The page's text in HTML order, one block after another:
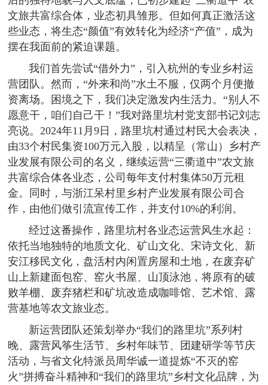
文旅共富综合体，业态初具雏形。但如何真正激活这
些业态，将生态“颜值”有效转化为经济“产值”，成为
摆在我面前的紧迫课题。
我们首先尝试“借外力”，引入杭州的专业乡村运
营团队。然而，“外来和尚”水土不服，仅两个月便撤
资离场。困境之下，我们决定激发内生活力。“别人不
愿意干，咱们自己干！”我对路里坑村党支部书记刘志
亮说。2024年11月9日，路里坑村通过村民大会表决，
由33个村民集资100万元入股，以精呈（常山）乡村产
业发展有限公司的名义，继续运营“三衢道中”农文旅
共富综合体各业态，公司每年支付村集体50万元租
金。同时，与浙江呆村里乡村产业发展有限公司合
作，由他们做引流宣传工作，并支付10%的利润。
经过这番操作，路里坑村各业态运营风生水起：
依托当地独特的地质文化、矿山文化、宋诗文化、新
安江移民文化，盘活村内闲置房屋和土地，在废弃矿
山上新建面包窑、窑火书屋、山顶泳池，将原有的破
败羊棚、废弃猪栏和矿坑改造成咖啡馆、艺术馆、露
营基地等农文旅业态。
新运营团队还策划举办“我们的路里坑”系列村
晚、露营风筝生活节、乡村年味节、团建研学等节庆
活动，与省文化特派员周华诚一道提炼“不灭的窑
火”拼搏奋斗精神和“我们的路里坑”乡村文化品牌，为